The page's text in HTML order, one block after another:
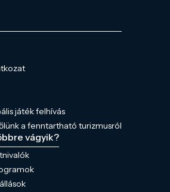
játék felhívás
a fenntartható turizmusról
vágyik?